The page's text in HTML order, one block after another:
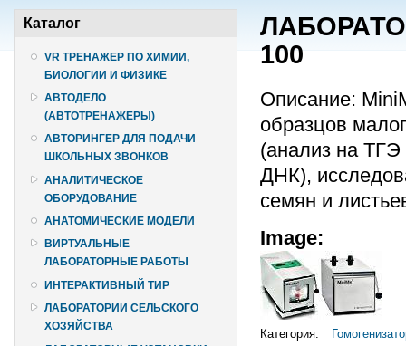
Каталог
VR ТРЕНАЖЕР ПО ХИМИИ,
БИОЛОГИИ И ФИЗИКЕ
АВТОДЕЛО
(АВТОТРЕНАЖЕРЫ)
АВТОРИНГЕР ДЛЯ ПОДАЧИ
ШКОЛЬНЫХ ЗВОНКОВ
АНАЛИТИЧЕСКОЕ
ОБОРУДОВАНИЕ
АНАТОМИЧЕСКИЕ МОДЕЛИ
ВИРТУАЛЬНЫЕ
ЛАБОРАТОРНЫЕ РАБОТЫ
ИНТЕРАКТИВНЫЙ ТИР
ЛАБОРАТОРИИ СЕЛЬСКОГО
ХОЗЯЙСТВА
100
Описание:
образцов
(анализ на ТГЭ
ДНК),
семян и
Image:
Категория: